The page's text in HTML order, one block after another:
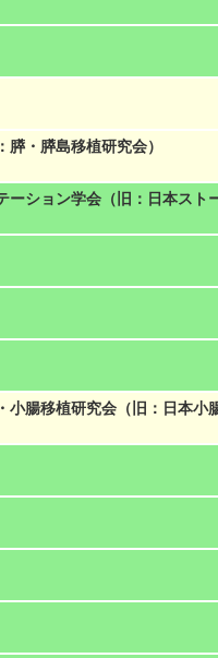
・膵島移植研究会）
ーション学会（旧：日本スト
小腸移植研究会（旧：日本小